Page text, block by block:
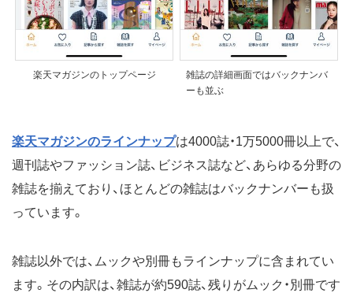
楽天マガジンのトップページ
雑誌の詳細画面ではバックナンバ
ーも並ぶ
楽天マガジンのラインナップは4000誌・1万5000冊以上で、
週刊誌やファッション誌、ビジネス誌など、あらゆる分野の
雑誌を揃えており、ほとんどの雑誌はバックナンバーも扱
っています。
雑誌以外では、ムックや別冊もラインナップに含まれてい
ます。その内訳は、雑誌が約590誌、残りがムック・別冊です